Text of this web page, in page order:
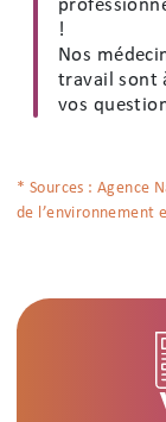
!
Nos
travail sont
vos
* Sources : Agence
de l’environnement